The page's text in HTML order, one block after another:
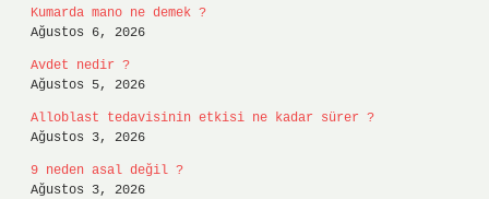
Kumarda mano ne demek ?
Ağustos 6, 2026
Avdet nedir ?
Ağustos 5, 2026
Alloblast tedavisinin etkisi ne kadar sürer ?
Ağustos 3, 2026
9 neden asal değil ?
Ağustos 3, 2026